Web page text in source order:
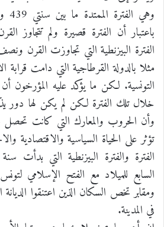
باعتبار أن الفترة قصيرة ولم تتجاوز
الفترة البيزنطية التي تجاوزت القرن
مثلا بالدولة القرطاجية التي دامت قرابة
التونسية. لكن ما يؤكد عليه المؤرخون
خلال تلك الفترة لكن لم يكن لها دور
وأن الحروب والمعارك التي كانت تحصل
تؤثر على الحياة السياسية والاقتصادية
السابع للميلاد مع الفتح الإسلامي
ومقابر تخص السكان الذين اعتنقوا
في المدينة.